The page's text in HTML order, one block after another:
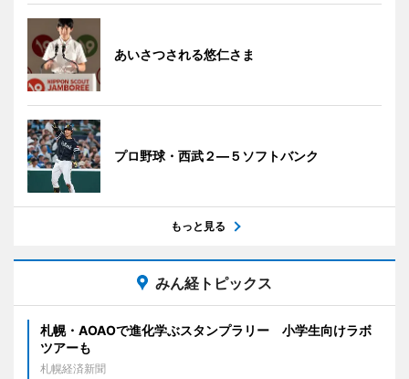
あいさつされる悠仁さま
プロ野球・西武２―５ソフトバンク
もっと見る
みん経トピックス
札幌・AOAOで進化学ぶスタンプラリー 小学生向けラボ
ツアーも
札幌経済新聞